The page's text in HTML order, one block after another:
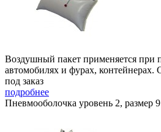
Воздушный пакет применяется при
автомобилях и фурах, контейнерах.
под заказ
подробнее
Пневмооболочка уровень 2, размер